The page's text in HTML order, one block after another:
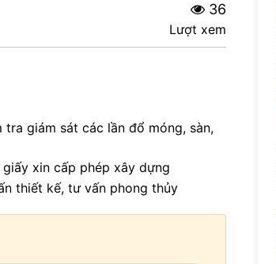
36
Lượt xem
tra giám sát các lần đổ móng, sàn,
giấy xin cấp phép xây dựng
thiết kế, tư vấn phong thủy